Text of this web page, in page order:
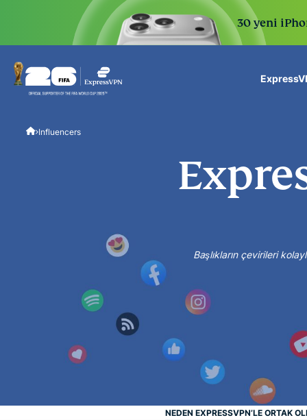
30 yeni
scale.
Influencers
Başlıkların çevirileri
NEDEN EXPRESSVPN’LE ORTAK